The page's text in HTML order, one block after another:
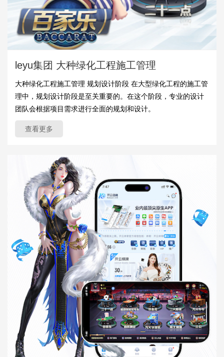
leyu集团 大种绿化工程施工管理
大种绿化工程施工管理 规划设计阶段 在大型绿化工程的施工管
理中，规划设计阶段是至关重要的。在这个阶段，专业的设计
团队会根据项目需求进行全面的规划和设计。
查看更多